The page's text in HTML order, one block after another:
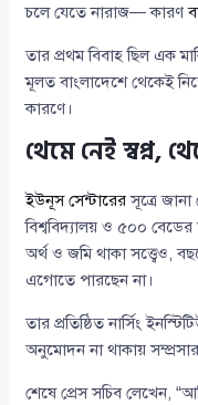
চলে যেতে নারাজ— কারণ
তার প্রথম বিবাহ ছিল এক
মূলত বাংলাদেশে থেকেই
কারণে।
থেমে নেই
ইউনূস সেন্টারেরসূত্রে
বিশ্ববিদ্যালয় ও ৫০০
অর্থ ও জমি থাকা সত্ত্বেও,
এগোতে পারছেন না।
তার প্রতিষ্ঠিত নার্সিং
অনুমোদন না থাকায়
শেষে প্রেস সচিব লেখেন,